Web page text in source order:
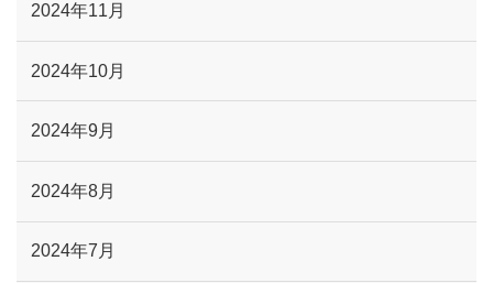
2024年11月
2024年10月
2024年9月
2024年8月
2024年7月